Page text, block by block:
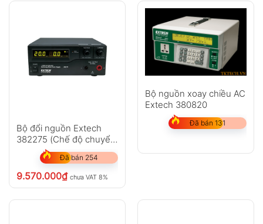
Bộ đổi nguồn Extech
382275 (Chế độ chuyển
đổi nguồn DC 120V,
600W)
Đã bán 254
9.570.000₫ chưa VAT 8%
Bộ nguồn xoay chiều AC
Extech 380820
Đã bán 131